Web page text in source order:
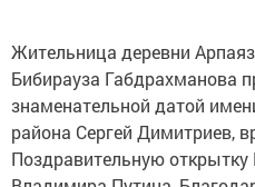
Жительница деревни
Бибирауза Габдрахманова
знаменательной датой
района Сергей Димитриев,
Поздравительную открытку